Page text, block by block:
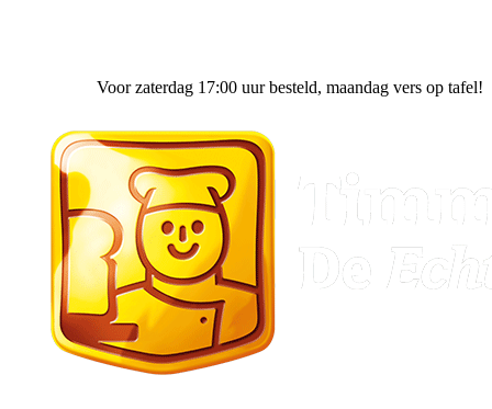
Voor zaterdag 17:00 uur besteld, maandag vers op tafel!